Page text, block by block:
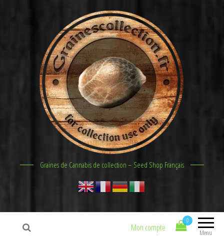
Graines de Cannabis de collection – Seed Shop Français
Menu
0
Mon compte